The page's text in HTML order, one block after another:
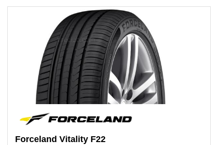
Forceland Vitality F22